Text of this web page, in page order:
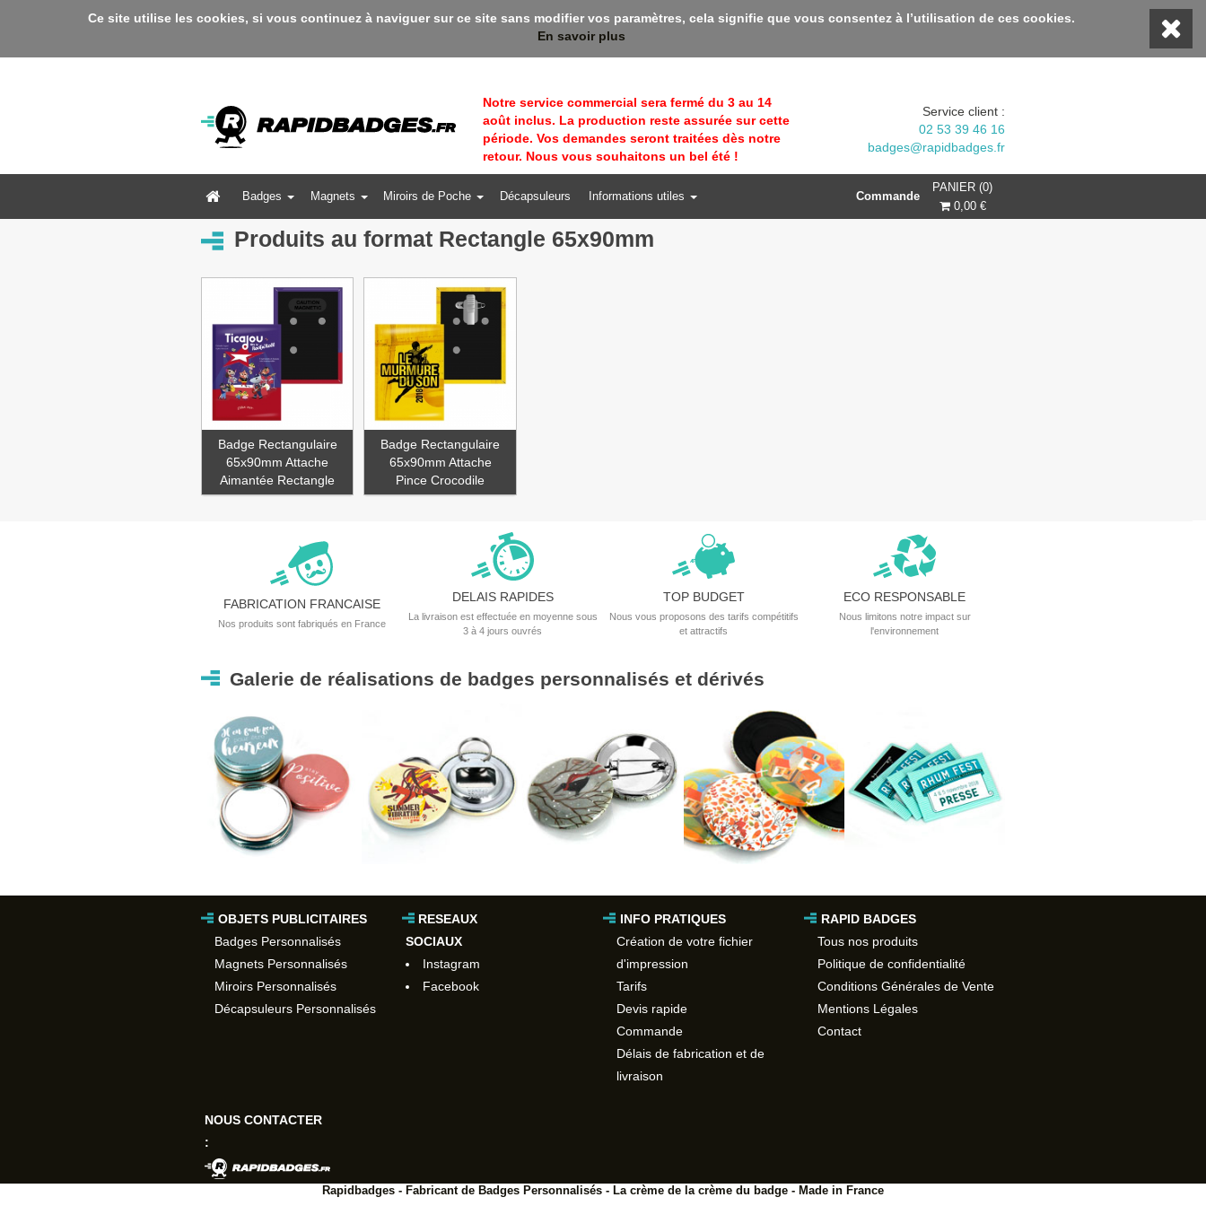
::: Bienvenue sur Rapidbadges ! En ce moment, profitez d'une remise 10% avec le code BIENVENUE10 :::
Ce site utilise les cookies, si vous continuez à naviguer sur ce site sans modifier vos paramètres, cela signifie que vous consentez à l’utilisation de ces cookies.
En savoir plus
Notre service commercial sera fermé du 3 au 14
août inclus. La production reste assurée sur cette
période. Vos demandes seront traitées dès notre
retour. Nous vous souhaitons un bel été !
Service client :
02 53 39 46 16
badges@rapidbadges.fr
Badges Magnets Miroirs de Poche Décapsuleurs Informations utiles
PANIER (0)
0,00 €
Commande
Produits au format Rectangle 65x90mm
Badge Rectangulaire
65x90mm Attache
Aimantée Rectangle
Badge Rectangulaire
65x90mm Attache
Pince Crocodile
FABRICATION FRANCAISE
Nos produits sont fabriqués en France
DELAIS RAPIDES
La livraison est effectuée en moyenne sous
3 à 4 jours ouvrés
TOP BUDGET
Nous vous proposons des tarifs compétitifs
et attractifs
ECO RESPONSABLE
Nous limitons notre impact sur
l'environnement
Galerie de réalisations de badges personnalisés et dérivés
OBJETS PUBLICITAIRES
Badges Personnalisés
Magnets Personnalisés
Miroirs Personnalisés
Décapsuleurs Personnalisés
RESEAUX
SOCIAUX
Instagram
Facebook
INFO PRATIQUES
Création de votre fichier
d'impression
Tarifs
Devis rapide
Commande
Délais de fabrication et de
livraison
RAPID BADGES
Tous nos produits
Politique de confidentialité
Conditions Générales de Vente
Mentions Légales
Contact
NOUS CONTACTER
:
Rapidbadges - Fabricant de Badges Personnalisés - La crème de la crème du badge - Made in France